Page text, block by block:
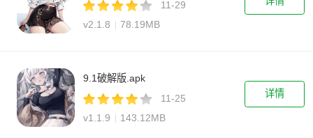
11-29
v2.1.8
78.19MB
9.1破解版.apk
11-25
v1.1.9
143.12MB
详情